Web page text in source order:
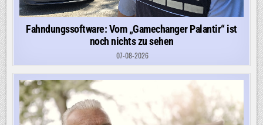
Fahndungssoftware: Vom „Gamechanger Palantir“ ist
noch nichts zu sehen
07-08-2026